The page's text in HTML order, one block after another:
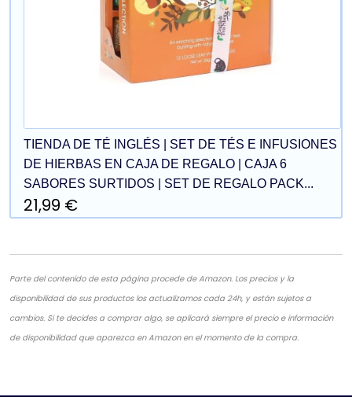
TIENDA DE TÉ INGLÉS | SET DE TÉS E INFUSIONES
DE HIERBAS EN CAJA DE REGALO | CAJA 6
SABORES SURTIDOS | SET DE REGALO PACK...
21,99 €
Parte del contenido de esta página procede de Amazon. Los precios y la
disponibilidad de sus productos los actualizamos cada 24h, y están sujetos a
cambios. Si te decides a comprar algo, se aplicará siempre el precio e información
de disponibilidad que aparezca en Amazon en el momento de la compra.